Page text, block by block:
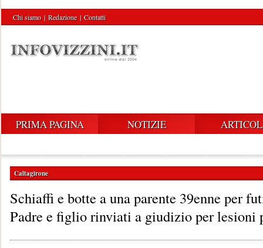
Chi siamo | Redazione | Contatti
PRIMA PAGINA NOTIZIE
Caltagirone
Schiaffi e botte a una parente 39enne per
Padre e figlio rinviati a giudizio per lesioni